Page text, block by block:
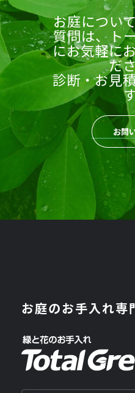
お庭につい
質問は、ト
にお気軽に
だ
診断・お見
お問
お庭のお手入れ専